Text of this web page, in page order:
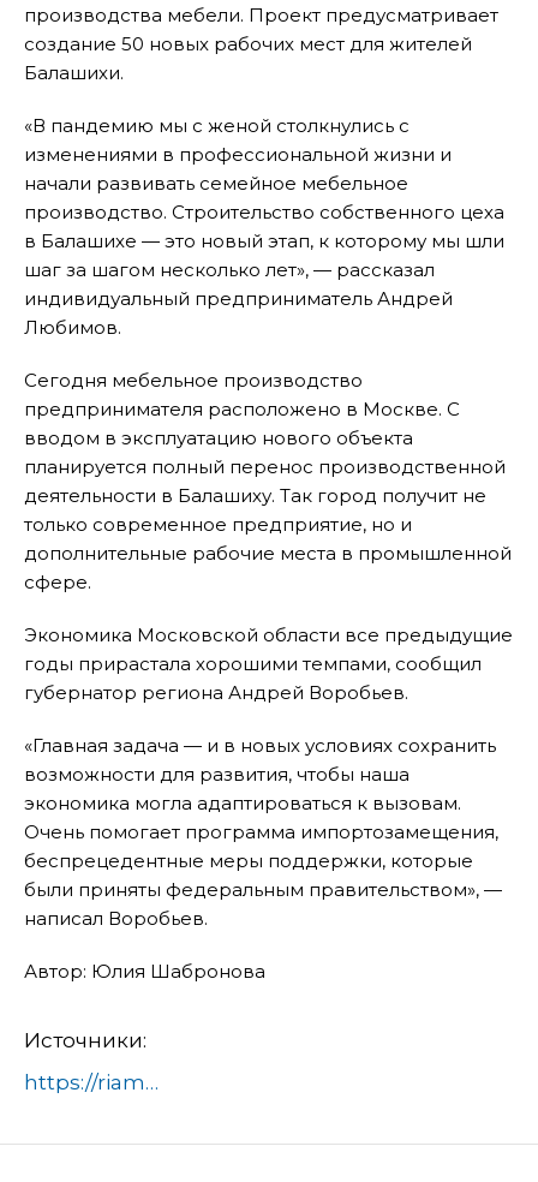
производства мебели. Проект предусматривает
создание 50 новых рабочих мест для жителей
Балашихи.
«В пандемию мы с женой столкнулись с
изменениями в профессиональной жизни и
начали развивать семейное мебельное
производство. Строительство собственного цеха
в Балашихе — это новый этап, к которому мы шли
шаг за шагом несколько лет», — рассказал
индивидуальный предприниматель Андрей
Любимов.
Сегодня мебельное производство
предпринимателя расположено в Москве. С
вводом в эксплуатацию нового объекта
планируется полный перенос производственной
деятельности в Балашиху. Так город получит не
только современное предприятие, но и
дополнительные рабочие места в промышленной
сфере.
Экономика Московской области все предыдущие
годы прирастала хорошими темпами, сообщил
губернатор региона Андрей Воробьев.
«Главная задача — и в новых условиях сохранить
возможности для развития, чтобы наша
экономика могла адаптироваться к вызовам.
Очень помогает программа импортозамещения,
беспрецедентные меры поддержки, которые
были приняты федеральным правительством», —
написал Воробьев.
Автор: Юлия Шабронова
Источники:
https://riamo.ru/news/obschestvo/v-balashihe-sozdadut-50-novyh-rabochih-mest-na-novom-proizvodstve/